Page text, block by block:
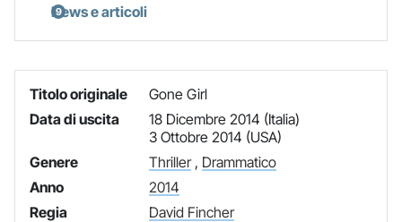
News e articoli
Titolo originale
Gone Girl
Data di uscita
18 Dicembre 2014 (Italia)
3 Ottobre 2014 (USA)
Genere
Thriller, Drammatico
Anno
2014
Regia
David Fincher